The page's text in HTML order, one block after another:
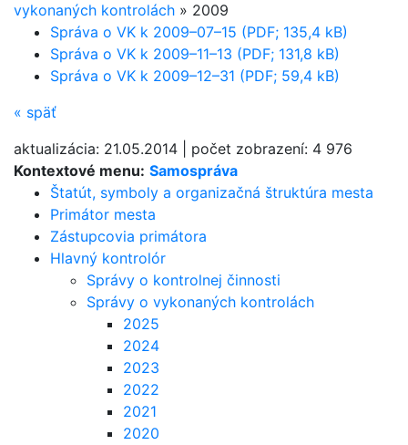
Kontextové menu: Samospráva
Štatút, symboly a organizačná štruktúra mesta
Primátor mesta
Zástupcovia primátora
Hlavný kontrolór
Správy o kontrolnej činnosti
Správy o vykonaných kontrolách
2025
2024
2023
2022
2021
2020
vykonaných kontrolách » 2009
Správa o VK k 2009–07–15 (PDF; 135,4 kB)
Správa o VK k 2009–11–13 (PDF; 131,8 kB)
Správa o VK k 2009–12–31 (PDF; 59,4 kB)
« späť
aktualizácia: 21.05.2014 počet zobrazení: 4 976